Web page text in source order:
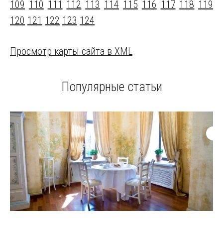
109 110 111 112 113 114 115 116 117 118 119
120 121 122 123 124
Просмотр карты сайта в XML
Популярные статьи